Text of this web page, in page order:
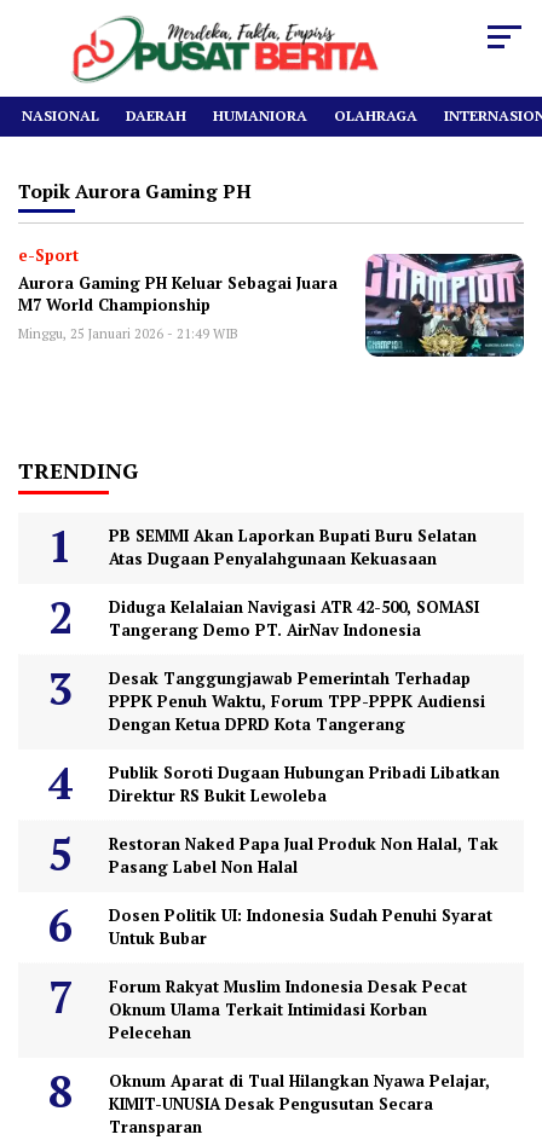
NASIONAL DAERAH HUMANIORA OLAHRAGA
Topik Aurora Gaming PH
e-Sport
Aurora Gaming PH Keluar Sebagai Juara
M7 World Championship
Minggu, 25 Januari 2026 - 21:49 WIB
TRENDING
PB SEMMI Akan Laporkan Bupati Buru Selatan
Atas Dugaan Penyalahgunaan Kekuasaan
Diduga Kelalaian Navigasi ATR 42-500, SOMASI
Tangerang Demo PT. AirNav Indonesia
Desak Tanggungjawab Pemerintah Terhadap
PPPK Penuh Waktu, Forum TPP-PPPK Audiensi
Dengan Ketua DPRD Kota Tangerang
Publik Soroti Dugaan Hubungan Pribadi Libatkan
Direktur RS Bukit Lewoleba
Restoran Naked Papa Jual Produk Non Halal, Tak
Pasang Label Non Halal
Dosen Politik UI: Indonesia Sudah Penuhi Syarat
Untuk Bubar
Forum Rakyat Muslim Indonesia Desak Pecat
Oknum Ulama Terkait Intimidasi Korban
Pelecehan
Oknum Aparat di Tual Hilangkan Nyawa Pelajar,
KIMIT-UNUSIA Desak Pengusutan Secara
Transparan